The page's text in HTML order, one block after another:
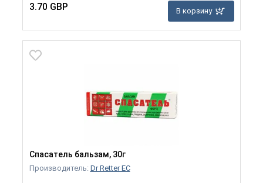
3.70 GBP В корзину
Спасатель бальзам, 30г
Производитель: Dr Retter EC